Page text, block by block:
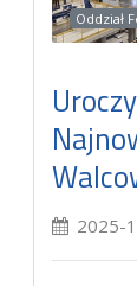
Oddział
2025-